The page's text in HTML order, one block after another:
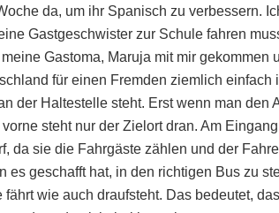
da, um ihr Spanisch zu verbessern.
Gastgeschwister zur Schule fahren
Gastoma, Maruja mit mir
für einen Fremden ziemlich
der Haltestelle steht. Erst wenn man den
steht nur der Zielort dran. Am
da sie die Fahrgäste zählen und der
es geschafft hat, in den richtigen Bus zu
wie auch draufsteht. Das bedeutet,